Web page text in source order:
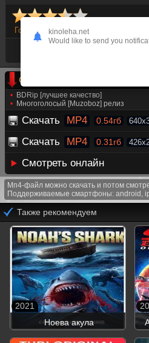
Голосов 4
Скачать фильм Призрачные
BDRip [лучшее качество]
Многоголосый [Muzoboz] релиз
Скачать MP4 0.54гб
Скачать MP4 0.31гб
Смотреть онлайн
Мп4-файл можно скачать и потом
Поддерживаемые смартфоны: android,
Также рекомендуем
Ноева акула
2021
kinoleha.net
Would like to send you